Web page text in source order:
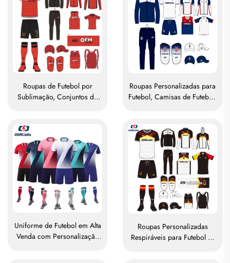
Roupas de Futebol por
Sublimação, Conjuntos de
Esportivo de Futebol
Personalizado, Uniforme de
Equipe de Futebol
Roupas Personalizadas para
Futebol, Camisas de Futebol,
Esportivo para Futebol,
Camisas de Futebol com
Sublimação
Uniforme de Futebol em Alta
Venda com Personalização
Roupas Personalizadas
Respiráveis para Futebol —